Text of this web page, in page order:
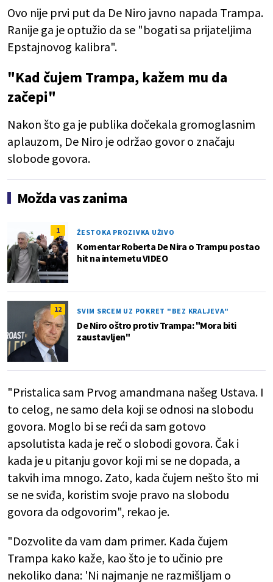
Ovo nije prvi put da De Niro javno napada Trampa.
Ranije ga je optužio da se "bogati sa prijateljima
Epstajnovog kalibra".
"Kad čujem Trampa, kažem mu da
začepi"
Nakon što ga je publika dočekala gromoglasnim
aplauzom, De Niro je održao govor o značaju
slobode govora.
Možda vas zanima
1 ŽESTOKA PROZIVKA UŽIVO
Komentar Roberta De Nira o Trampu postao
hit na internetu VIDEO
12 SVIM SRCEM UZ POKRET "BEZ KRALJEVA"
De Niro oštro protiv Trampa: "Mora biti
zaustavljen"
"Pristalica sam Prvog amandmana našeg Ustava. I
to celog, ne samo dela koji se odnosi na slobodu
govora. Moglo bi se reći da sam gotovo
apsolutista kada je reč o slobodi govora. Čak i
kada je u pitanju govor koji mi se ne dopada, a
takvih ima mnogo. Zato, kada čujem nešto što mi
se ne sviđa, koristim svoje pravo na slobodu
govora da odgovorim", rekao je.
"Dozvolite da vam dam primer. Kada čujem
Trampa kako kaže, kao što je to učinio pre
nekoliko dana: 'Ni najmanje ne razmišljam o